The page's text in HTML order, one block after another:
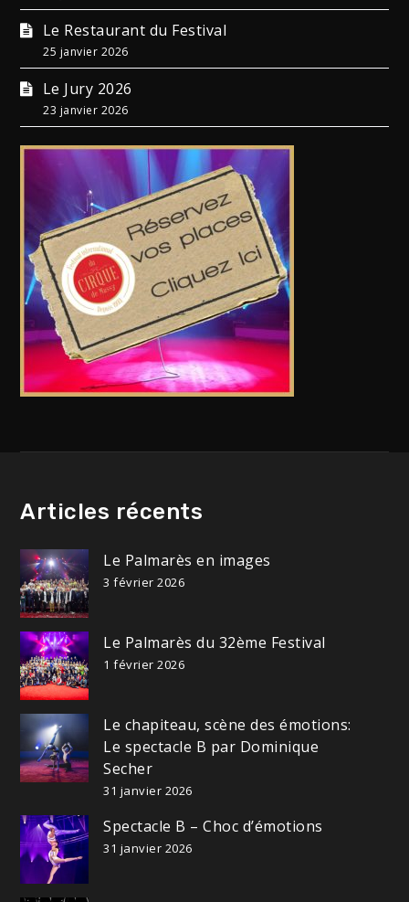
Le Restaurant du Festival
25 janvier 2026
Le Jury 2026
23 janvier 2026
Articles récents
Le Palmarès en images
3 février 2026
Le Palmarès du 32ème Festival
1 février 2026
Le chapiteau, scène des émotions:
Le spectacle B par Dominique
Secher
31 janvier 2026
Spectacle B – Choc d’émotions
31 janvier 2026